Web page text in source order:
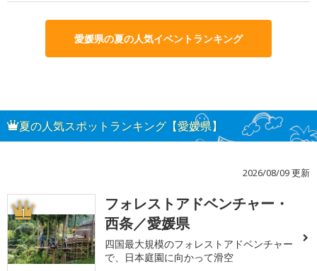
愛媛県の夏の人気イベントランキング
夏の人気スポットランキング【愛媛県】
2026/08/09 更新
1
フォレストアドベンチャー・
西条／愛媛県
四国最大規模のフォレストアドベンチャー
で、日本庭園に向かって滑空